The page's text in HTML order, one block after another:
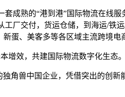
成熟的“港到港”国际物流在线
厂交付，货运仓储，到海运/铁
新蛋、美客多等各区域主流跨境
效，共建国际物流数字化生态
角兽中国企业，凭借突出的创